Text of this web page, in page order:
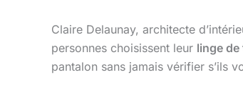
Claire Delaunay, architecte
personnes choisissent leur linge de
pantalon sans jamais vérifier s’ils